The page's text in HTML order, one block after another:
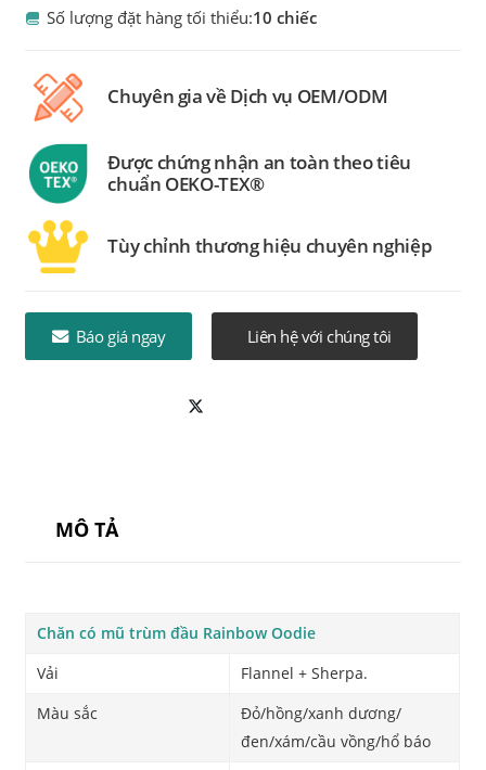
Số lượng đặt hàng tối thiểu:10 chiếc
Chuyên gia về Dịch vụ OEM/ODM
Được chứng nhận an toàn theo tiêu
chuẩn OEKO-TEX®
Tùy chỉnh thương hiệu chuyên nghiệp
Báo giá ngay Liên hệ với chúng tôi
MÔ TẢ
Chăn có mũ trùm đầu Rainbow Oodie
Vải
Flannel + Sherpa.
Màu sắc
Đỏ/hồng/xanh dương/
đen/xám/cầu vồng/hổ báo